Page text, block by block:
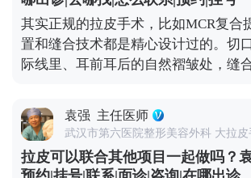
皮和填充并不冲突，关键是要找对时
才能真正达到面部年轻化的效果。 想
MCR复合提升术的问题，可以去官方
号、百家号、小红薯）预约面诊，详
其实正规的拉皮手术，比如MCR复合
置和缝合技术都是精心设计过的。切
际线里、耳前耳后的自然褶皱处，缝
出来了。至于大家担心的耳朵变形，
这种情况很少出现。 当然，愈合效果不只是医生技术
的事，术后护理也很关键。术后两三
喝酒，辛辣食物、海鲜和牛羊肉这些“
袁强 主任医师
武汉市第六医院整形美容外科 大拉皮
拉皮可以联合其他项目一起做吗？